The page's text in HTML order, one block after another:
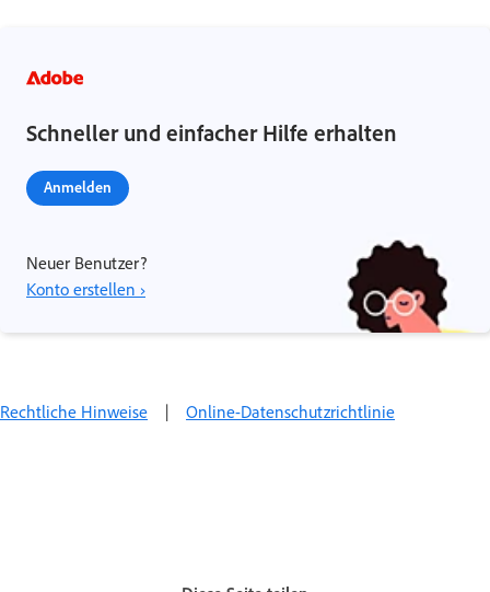
Schneller und einfacher Hilfe erhalten
Anmelden
Neuer Benutzer?
Konto erstellen ›
Rechtliche Hinweise | Online-Datenschutzrichtlinie